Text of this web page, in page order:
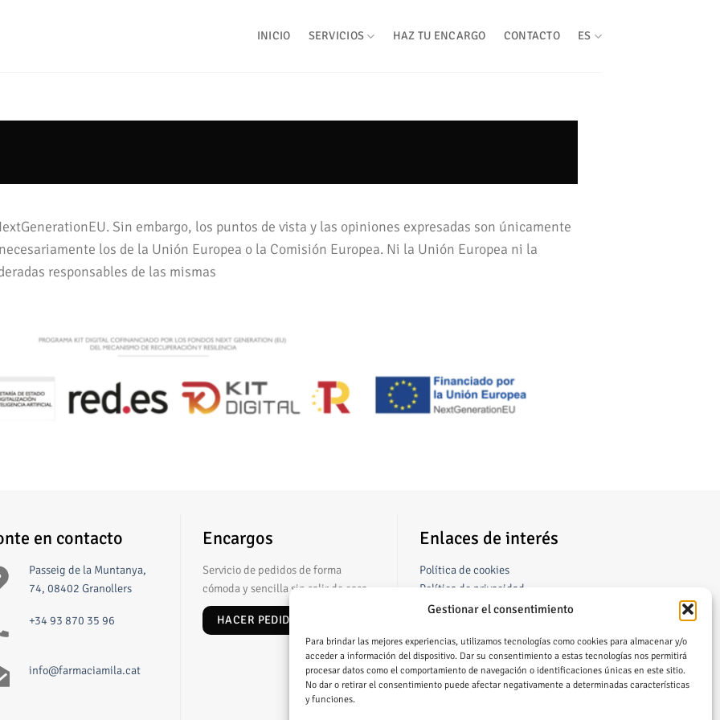
Gestionar el consentimiento
Para brindar las mejores experiencias, utilizamos tecnologías como cookies para almacenar y/o
acceder a información del dispositivo. Dar su consentimiento a estas tecnologías nos permitirá
procesar datos como el comportamiento de navegación o identificaciones únicas en este sitio.
No dar o retirar el consentimiento puede afectar negativamente a determinadas características
y funciones.
INICIO SERVICIOS HAZ TU ENCARGO CONTACTO ES
Sin embargo, los puntos de vista y las opiniones expresadas son únicamente
los de la Unión Europea o la Comisión Europea. Ni la Unión Europea ni la
responsables de las mismas
en contacto
Passeig de la Muntanya,
74, 08402 Granollers
+34 93 870 35 96
info@farmaciamila.cat
Encargos
Servicio de pedidos de forma
cómoda y sencilla sin salir de casa.
HACER PEDIDO
Enlaces de interés
Política de cookies
Política de privacidad
Kit digital